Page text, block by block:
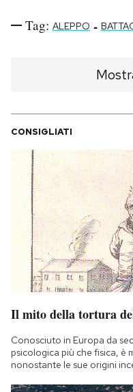
Tag: ALEPPO -
CONSIGLIATI
Il mito della tortura
Conosciuto in Europa da
psicologica più che fisica,
nonostante le sue origini